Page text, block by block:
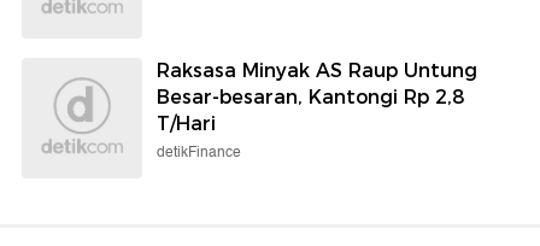
Raksasa Minyak AS Raup Untung
Besar-besaran, Kantongi Rp 2,8
T/Hari
detikFinance